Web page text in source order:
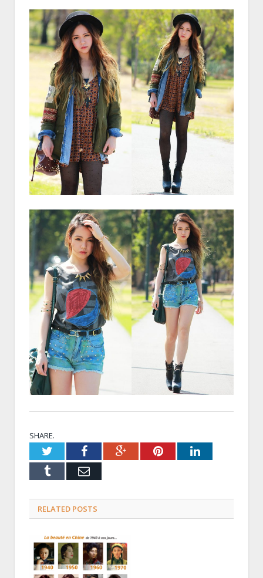
SHARE.
TwitterFacebookGoogle+PinterestLinkedIn
Tumblr Email
RELATED POSTS